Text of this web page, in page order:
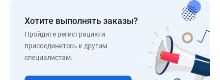
Хотите выполнять заказы?
Пройдите регистрацию и
присоединитесь к другим
специалистам.